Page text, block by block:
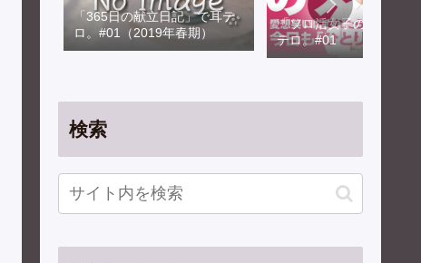
「365日の献立日記」で耳テ
ロ。#01（2019年春期）
「ソロ活女子のススメ」
テロ。#01
検索